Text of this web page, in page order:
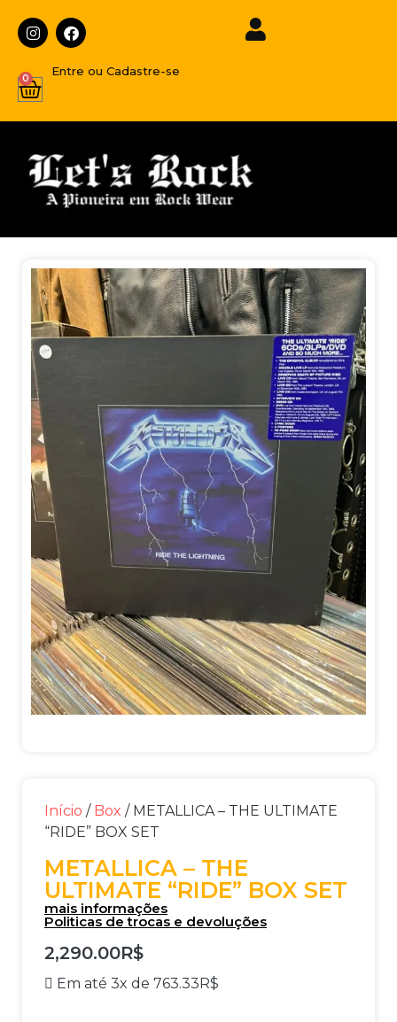
Entre ou Cadastre-se
0
Início / Box / METALLICA – THE ULTIMATE
“RIDE” BOX SET
METALLICA – THE
ULTIMATE “RIDE” BOX SET
mais informações
Politicas de trocas e devoluções
2,290.00R$
Em até 3x de 763.33R$